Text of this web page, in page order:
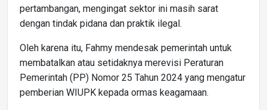
pertambangan, mengingat sektor ini masih sarat
dengan tindak pidana dan praktik ilegal.
Oleh karena itu, Fahmy mendesak pemerintah untuk
membatalkan atau setidaknya merevisi Peraturan
Pemerintah (PP) Nomor 25 Tahun 2024 yang mengatur
pemberian WIUPK kepada ormas keagamaan.